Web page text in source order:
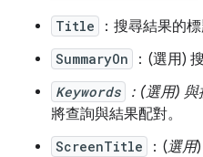
Title ：搜尋結果的
SummaryOn ：(選用)
Keywords
：(選用)
將查詢與結果配對。
ScreenTitle ：(選用